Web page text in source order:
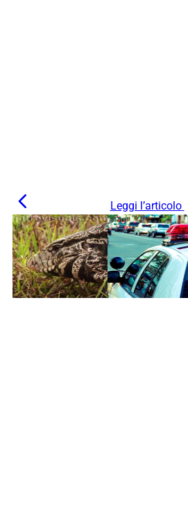
Leggi l’articolo